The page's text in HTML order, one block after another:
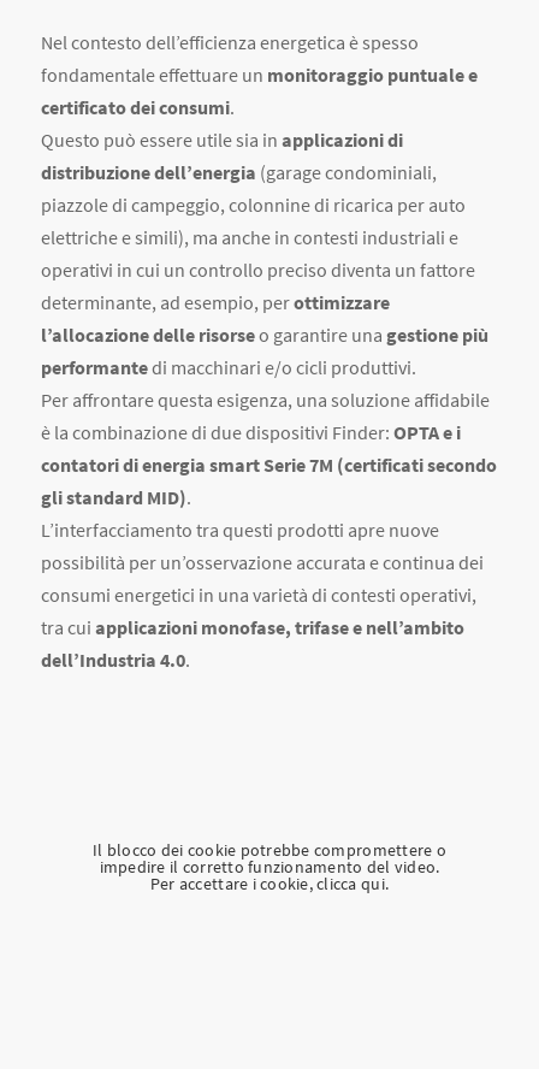
Nel contesto dell’efficienza energetica è spesso
fondamentale effettuare un monitoraggio puntuale e
certificato dei consumi.
Questo può essere utile sia in applicazioni di
distribuzione dell’energia (garage condominiali,
piazzole di campeggio, colonnine di ricarica per auto
elettriche e simili), ma anche in contesti industriali e
operativi in cui un controllo preciso diventa un fattore
determinante, ad esempio, perottimizzare
l’allocazione delle risorseo garantire una gestione più
performantedi macchinari e/o cicli produttivi.
Per affrontare questa esigenza, una soluzione affidabile
è la combinazione di due dispositivi Finder: OPTA e i
contatori di energia smart Serie 7M (certificati secondo
gli standard MID).
L’interfacciamento tra questi prodotti apre nuove
possibilità per un’osservazione accurata e continua dei
consumi energetici in una varietà di contesti operativi,
tra cui applicazioni monofase, trifase e nell’ambito
dell’Industria 4.0.
Il blocco dei cookie potrebbe compromettere o
impedire il corretto funzionamento del video.
Per accettare i cookie, clicca qui.